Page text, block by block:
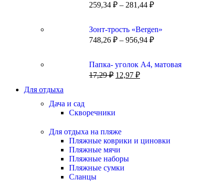
259,34 ₽ – 281,44 ₽
Зонт-трость «Bergen»
748,26 ₽ – 956,94 ₽
Папка- уголок А4, матовая
17,29₽ 12,97 ₽
Для отдыха
Дача и сад
Скворечники
Для отдыха на пляже
Пляжные коврики и циновки
Пляжные мячи
Пляжные наборы
Пляжные сумки
Сланцы